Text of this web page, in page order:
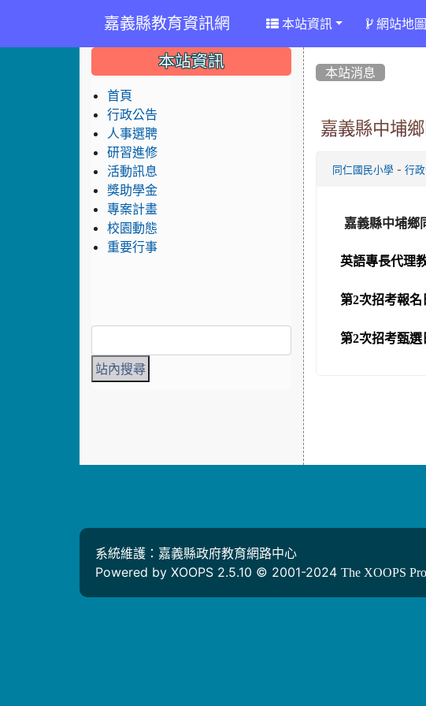
嘉義縣教育資訊網 本站資訊 網站地圖
本站消息
嘉義縣中埔
同仁國民小學 -行
嘉義縣中埔鄉
英語專長代理
第2次招考報名
第2次招考甄選
::: 本站資訊
首頁
行政公告
人事選聘
研習進修
活動訊息
獎助學金
專案計畫
校園動態
重要行事
系統維護：嘉義縣政府教育網路中心
Powered by XOOPS 2.5.10 © 2001-2024 The XOOPS